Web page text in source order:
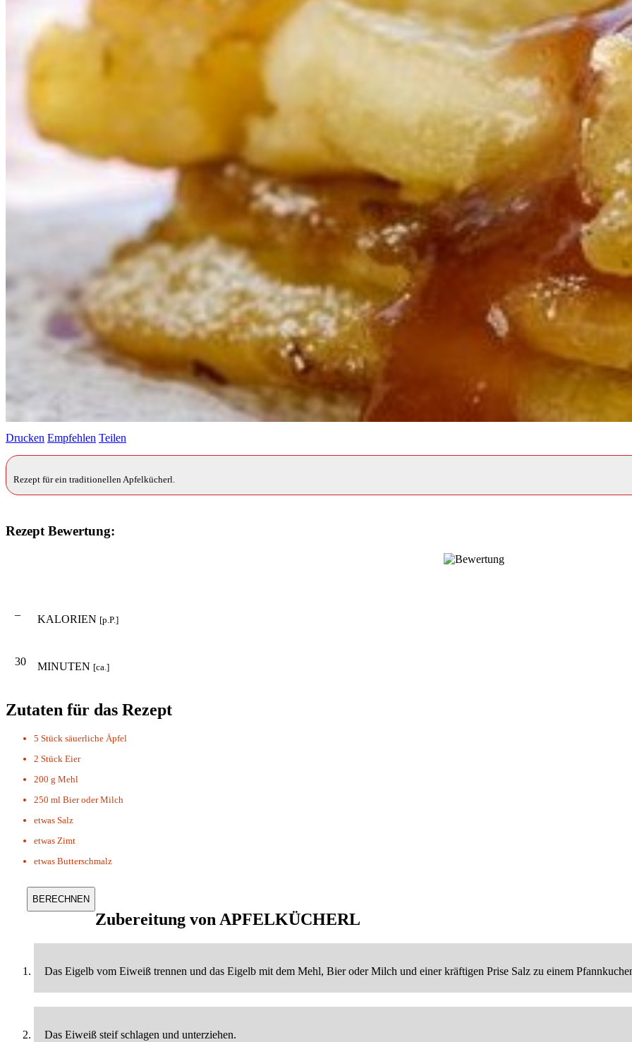
Drucken Empfehlen Teilen
Rezept für ein traditionellen Apfelkücherl.
Rezept Bewertung:
– KALORIEN [p.P.]
30 MINUTEN [ca.]
Zutaten für das Rezept
5 Stück säuerliche Äpfel
2 Stück Eier
200 g Mehl
250 ml Bier oder Milch
etwas Salz
etwas Zimt
etwas Butterschmalz
Zubereitung vonAPFELKÜCHERL
Das Eigelb vom Eiweiß trennen und das Eigelb mit dem Mehl, Bier oder Milch und einer kräftigen Prise Salz zu einem
Das Eiweiß steif schlagen und unterziehen.